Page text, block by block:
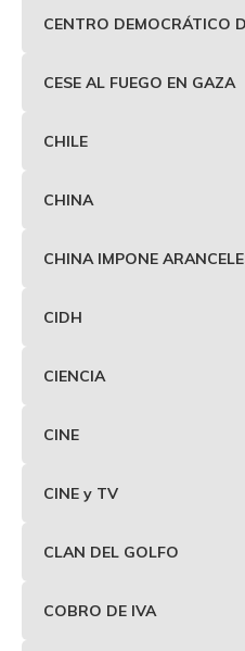
CENTRO DEMOCRÁTICO
CESE AL FUEGO EN GAZA
CHILE
CHINA
CHINA IMPONE
CIDH
CIENCIA
CINE
CINE y TV
CLAN DEL GOLFO
COBRO DE IVA